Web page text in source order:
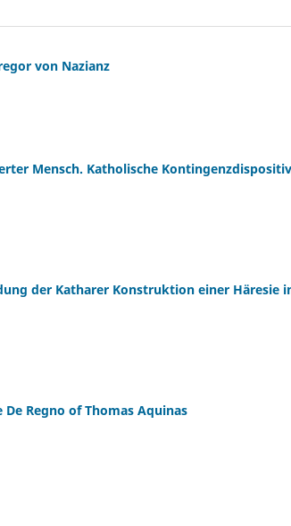
von Nazianz
Mensch. Katholische
der Katharer Konstruktion einer Häresie
Regno of Thomas Aquinas